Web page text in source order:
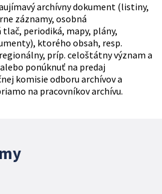
archívny dokument (listiny,
záznamy, osobná
periodiká, mapy, plány,
ktorého obsah, resp.
príp. celoštátny význam a
ponúknuť na predaj
komisie odboru archívov a
na pracovníkov archívu.